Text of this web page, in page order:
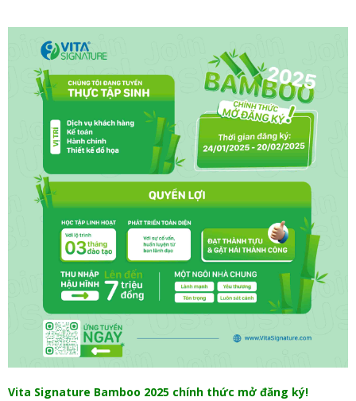
Vita Signature Bamboo 2025 chính thức mở đăng ký!